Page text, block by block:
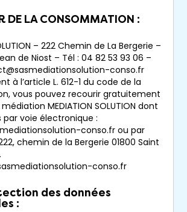
DE LA CONSOMMATION :
– 222 Chemin de La Bergerie –
de Niost – Tél : 04 82 53 93 06 –
conso.fr
à l’article L. 612-1 du code de la
vous pouvez recourir gratuitement
MEDIATION SOLUTION dont
par voie électronique :
conso.fr ou par
chemin de la Bergerie 01800 Saint
conso.fr
des données
: